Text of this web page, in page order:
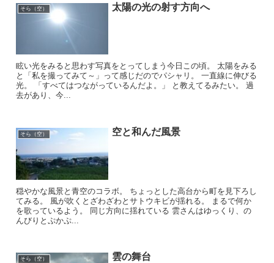
そら（空） 太陽の光の射す方向へ
眩い光をみると思わす写真をとってしまう今日この頃。 太陽をみる
と「私を撮ってみて～」って感じだのでパシャリ。 一直線に伸びる
光。 「すべてはつながっているんだよ。」 と教えてるみたい。 過
去があり、今...
そら（空） 空と和んだ風景
穏やかな風景と青空のコラボ。 ちょっとした高台から町を見下ろし
てみる。 風が吹くとざわざわとサトウキビが揺れる。 まるで何か
を歌っているよう。 同じ方向に揺れている 雲さんはゆっくり、の
んびりとぷかぷ...
そら（空） 雲の舞台